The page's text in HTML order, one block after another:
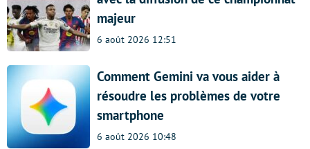
majeur
6 août 2026 12:51
Comment Gemini va vous aider à
résoudre les problèmes de votre
smartphone
6 août 2026 10:48